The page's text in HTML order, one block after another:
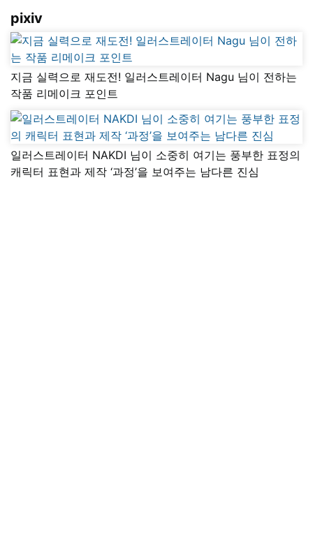
pixiv
지금 실력으로 재도전! 일러스트레이터 Nagu 님이 전하는
작품 리메이크 포인트
일러스트레이터 NAKDI 님이 소중히 여기는 풍부한 표정의
캐릭터 표현과 제작 ‘과정’을 보여주는 남다른 진심